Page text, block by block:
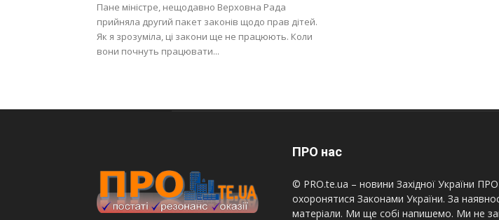
Пане міністре, нещодавно Верховна Рада
прийняла другий пакет законів щодо прав дітей.
Як я зрозуміла, ці закони ще не працюють. Коли
вони почнуть працювати...
ПРО нас
© PRO.te.ua – новини Західної України
охоронятися Законами України. За
матеріали. Ми ще собі напишемо. Ми не